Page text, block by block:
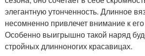
элегантную утонченность. Длинное
несомненно привлечет внимание к
Особенно выигрышно такой наряд
стройных длинноногих красавицах.